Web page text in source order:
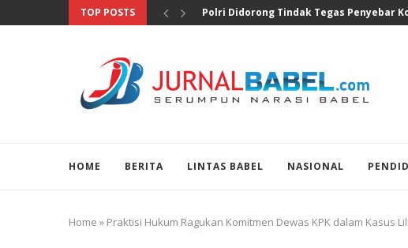
TOP POSTS Soroti Temuan Senjata dan Narkotika di
HOME BERITA LINTAS BABEL NASIONAL
Home » Praktisi Hukum Ragukan Komitmen Dewas KPK dalam Kasus